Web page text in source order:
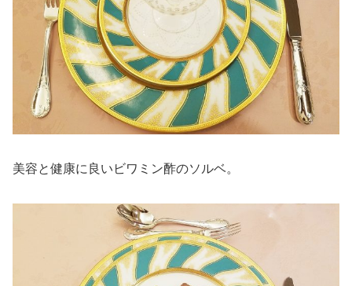
美容と健康に良いビワミン酢のソルベ。